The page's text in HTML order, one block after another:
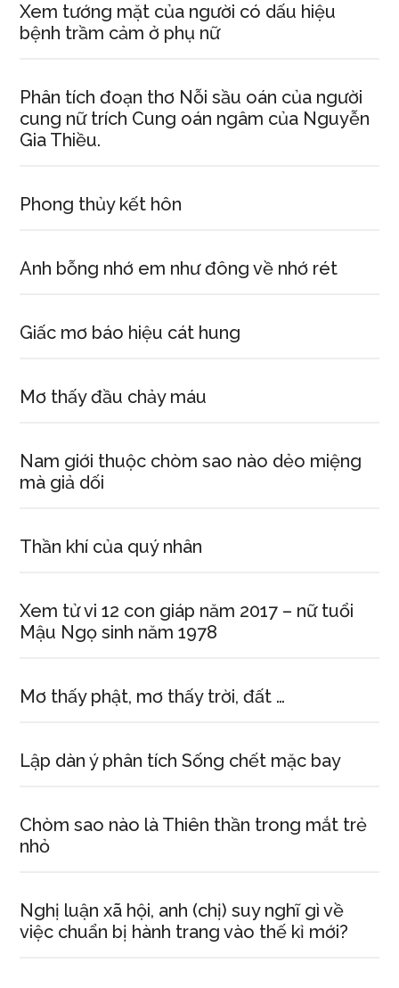
Xem tướng mặt của người có dấu hiệu
bệnh trầm cảm ở phụ nữ
Phân tích đoạn thơ Nỗi sầu oán của người
cung nữ trích Cung oán ngâm của Nguyễn
Gia Thiều.
Phong thủy kết hôn
Anh bỗng nhớ em như đông về nhớ rét
Giấc mơ báo hiệu cát hung
Mơ thấy đầu chảy máu
Nam giới thuộc chòm sao nào dẻo miệng
mà giả dối
Thần khí của quý nhân
Xem tử vi 12 con giáp năm 2017 – nữ tuổi
Mậu Ngọ sinh năm 1978
Mơ thấy phật, mơ thấy trời, đất …
Lập dàn ý phân tích Sống chết mặc bay
Chòm sao nào là Thiên thần trong mắt trẻ
nhỏ
Nghị luận xã hội, anh (chị) suy nghĩ gì về
việc chuẩn bị hành trang vào thế kỉ mới?